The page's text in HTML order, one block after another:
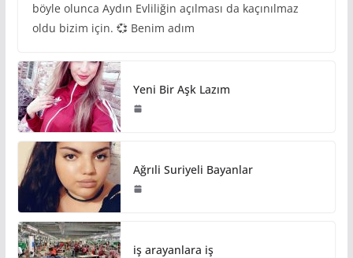
böyle olunca Aydın Evliliğin açılması da kaçınılmaz
oldu bizim için. 💞 Benim adım
Yeni Bir Aşk Lazım
Ağrıli Suriyeli Bayanlar
iş arayanlara iş